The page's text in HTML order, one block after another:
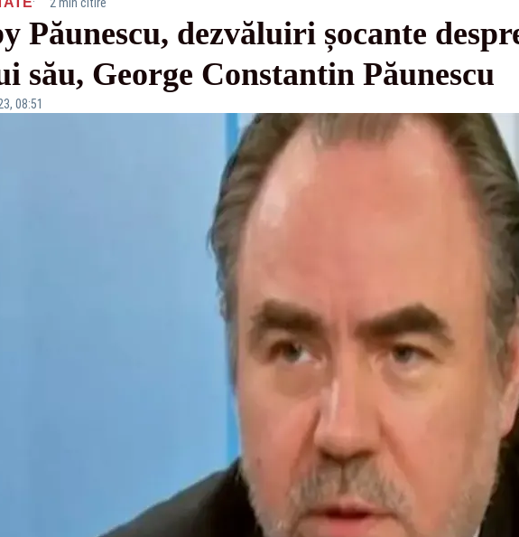
Păunescu, dezvăluiri șocante
său, George Constantin Păunescu
08:51